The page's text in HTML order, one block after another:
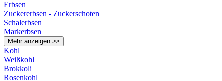
Erbsen
Zuckererbsen - Zuckerschoten
Schalerbsen
Markerbsen
Mehr anzeigen >>
Kohl
Weißkohl
Brokkoli
Rosenkohl